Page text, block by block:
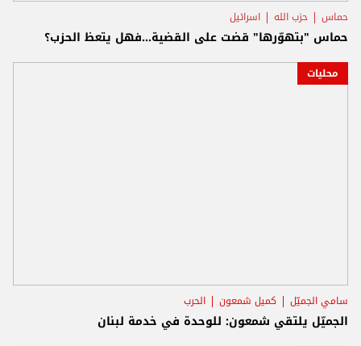
حماس حزب الله اسرائيل
حماس "بتهوّرها" قضت على القضية...فهل يتعظ الحزب؟
محليات
سامي الجميّل كميل شمعون الحرب
الجميّل يلتقي شمعون: للوحدة في خدمة لبنان